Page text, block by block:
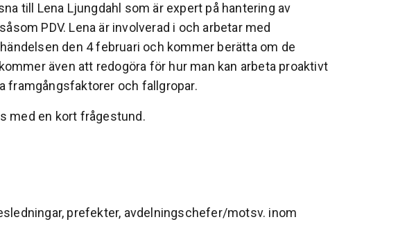
till Lena Ljungdahl som är expert på hantering av
PDV. Lena är involverad i och arbetar med
den 4 februari och kommer berätta om de
även att redogöra för hur man kan arbeta proaktivt
framgångsfaktorer och fallgropar.
med en kort frågestund.
prefekter, avdelningschefer/motsv. inom